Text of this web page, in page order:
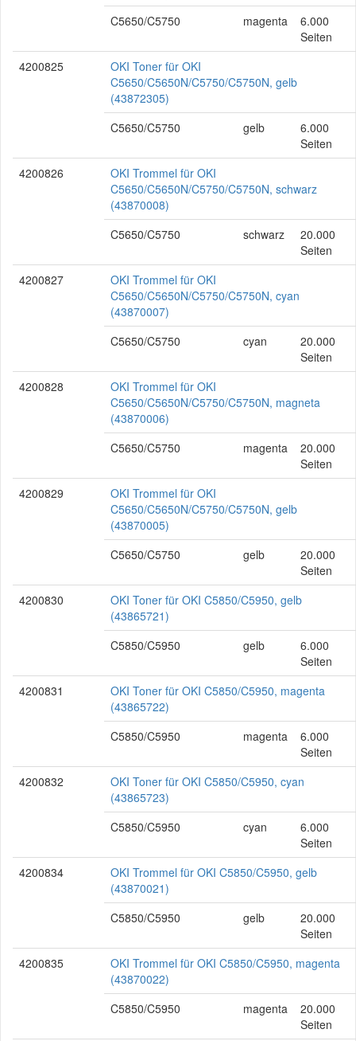
C5650/C5750
magenta
6.000
Seiten
4200825
OKI Toner für OKI
C5650/C5650N/C5750/C5750N, gelb
(43872305)
C5650/C5750
gelb
6.000
Seiten
4200826
OKI Trommel für OKI
C5650/C5650N/C5750/C5750N, schwarz
(43870008)
C5650/C5750
schwarz
20.000
Seiten
4200827
OKI Trommel für OKI
C5650/C5650N/C5750/C5750N, cyan
(43870007)
C5650/C5750
cyan
20.000
Seiten
4200828
OKI Trommel für OKI
C5650/C5650N/C5750/C5750N, magneta
(43870006)
C5650/C5750
magenta
20.000
Seiten
4200829
OKI Trommel für OKI
C5650/C5650N/C5750/C5750N, gelb
(43870005)
C5650/C5750
gelb
20.000
Seiten
4200830
OKI Toner für OKI C5850/C5950, gelb
(43865721)
C5850/C5950
gelb
6.000
Seiten
4200831
OKI Toner für OKI C5850/C5950, magenta
(43865722)
C5850/C5950
magenta
6.000
Seiten
4200832
OKI Toner für OKI C5850/C5950, cyan
(43865723)
C5850/C5950
cyan
6.000
Seiten
4200834
OKI Trommel für OKI C5850/C5950, gelb
(43870021)
C5850/C5950
gelb
20.000
Seiten
4200835
OKI Trommel für OKI C5850/C5950, magenta
(43870022)
C5850/C5950
magenta
20.000
Seiten